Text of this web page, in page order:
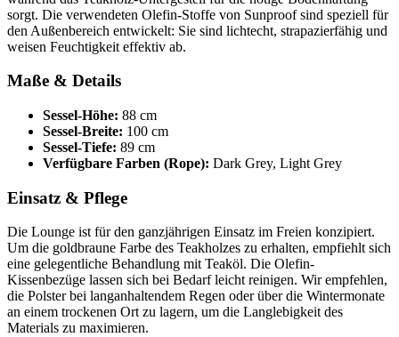
sorgt. Die verwendeten Olefin-Stoffe von Sunproof sind speziell für
den Außenbereich entwickelt: Sie sind lichtecht, strapazierfähig und
weisen Feuchtigkeit effektiv ab.
Maße & Details
Sessel-Höhe: 88 cm
Sessel-Breite: 100 cm
Sessel-Tiefe: 89 cm
Verfügbare Farben (Rope): Dark Grey, Light Grey
Einsatz & Pflege
Die Lounge ist für den ganzjährigen Einsatz im Freien konzipiert.
Um die goldbraune Farbe des Teakholzes zu erhalten, empfiehlt sich
eine gelegentliche Behandlung mit Teaköl. Die Olefin-
Kissenbezüge lassen sich bei Bedarf leicht reinigen. Wir empfehlen,
die Polster bei langanhaltendem Regen oder über die Wintermonate
an einem trockenen Ort zu lagern, um die Langlebigkeit des
Materials zu maximieren.